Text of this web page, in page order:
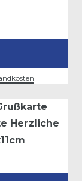
Herzliche